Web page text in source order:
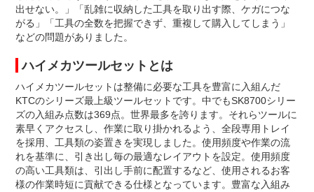
出せない。」「乱雑に収納した工具を取り出す際、ケガにつな
がる」「工具の全数を把握できず、重複して購入してしまう」
などの問題がありました。
ハイメカツールセットとは
ハイメカツールセットは整備に必要な工具を豊富に入組んだ
KTCのシリーズ最上級ツールセットです。中でもSK8700シリー
ズの入組み点数は369点。世界最多を誇ります。それらツールに
素早くアクセスし、作業に取り掛かれるよう、全段専用トレイ
を採用、工具類の姿置きを実現しました。使用頻度や作業の流
れを基準に、引き出し毎の最適なレイアウトを設定。使用頻度
の高い工具類は、引出し手前に配置するなど、使用されるお客
様の作業時短に貢献できる仕様となっています。豊富な入組み